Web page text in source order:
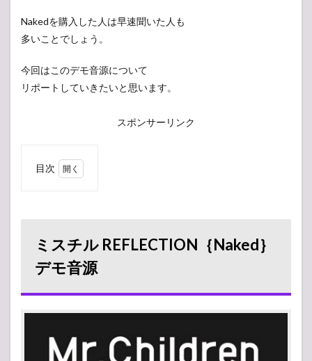
Nakedを購入した人は早速聞いた人も
多いことでしょう。
今回はこのデモ音源について
リポートしていきたいと思います。
スポンサーリンク
目次
デモ
音源
の注
音源
ミスチル REFLECTION｛Naked｝
デモ音源